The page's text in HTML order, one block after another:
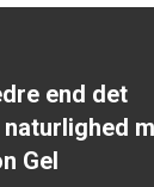
end det
Gel